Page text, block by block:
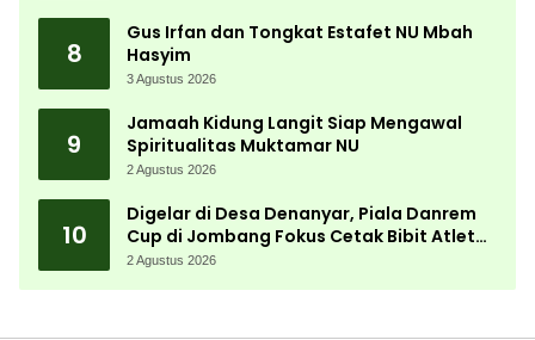
8
Gus Irfan dan Tongkat Estafet NU Mbah
Hasyim
3 Agustus 2026
9
Jamaah Kidung Langit Siap Mengawal
Spiritualitas Muktamar NU
2 Agustus 2026
10
Digelar di Desa Denanyar, Piala Danrem
Cup di Jombang Fokus Cetak Bibit Atlet
Menembak Berprestasi
2 Agustus 2026